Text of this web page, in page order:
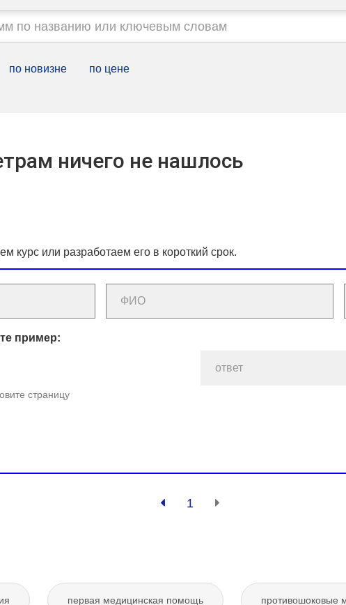
по новизне по цене
ничего не нашлось
курс или разработаем его в короткий срок.
пример:
страницу
1
первая медицинская помощь противошоковые